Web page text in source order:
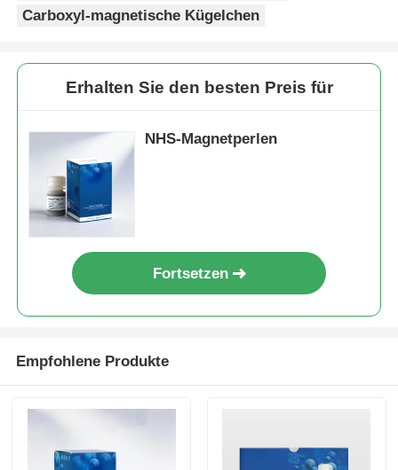
Carboxyl-magnetische Kügelchen
Erhalten Sie den besten Preis für
NHS-Magnetperlen
Fortsetzen
Empfohlene Produkte